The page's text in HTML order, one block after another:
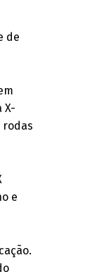
de
X-
rodas
e